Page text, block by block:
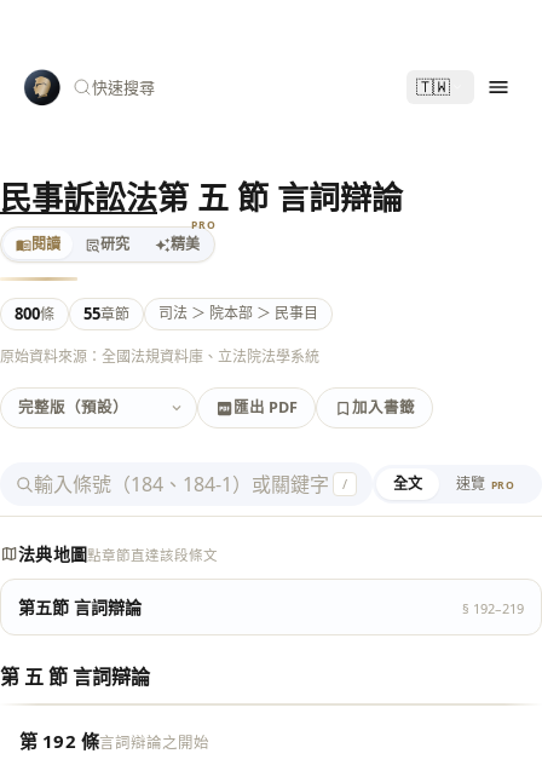
快速搜尋 🇹🇼
民事訴訟法第 五 節 言詞辯論
閱讀 研究 精美
PRO
800條 55章節 司法 ＞ 院本部 ＞ 民事目
原始資料來源：全國法規資料庫、立法院法學系統
匯出 PDF 加入書籤
匯出 PDF
加入書籤
/ 全文 速覽 PRO
法典地圖點章節直達該段條文
第五節 言詞辯論 § 192–219
第 五 節 言詞辯論
第 192 條言詞辯論之開始